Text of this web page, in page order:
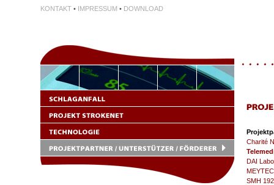
KONTAKT • IMPRESSUM • DOWNLOAD
Charité
DAI
SMH